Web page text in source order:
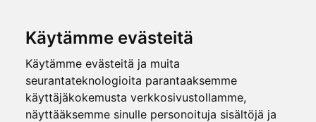
Käytämme evästeitä
Käytämme evästeitä ja muita
seurantateknologioita parantaaksemme
käyttäjäkokemusta verkkosivustollamme,
näyttääksemme sinulle personoituja sisältöjä ja